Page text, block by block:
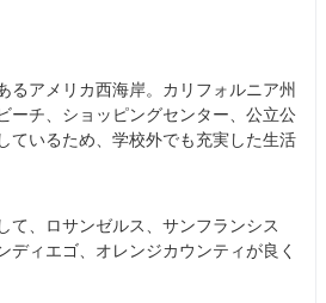
るアメリカ西海岸。カリフォルニア州
ーチ、ショッピングセンター、公立公
ているため、学校外でも充実した生活
て、ロサンゼルス、サンフランシス
ディエゴ、オレンジカウンティが良く